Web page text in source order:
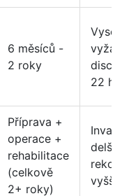
6 měsíců -
2 roky
22
Příprava +
operace +
rehabilitace
(celkově
2+ roky)
delší
vyšší